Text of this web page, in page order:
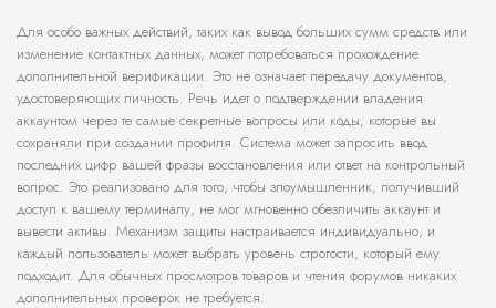
Для особо важных действий, таких как вывод больших сумм средств или
изменение контактных данных, может потребоваться прохождение
дополнительной верификации. Это не означает передачу документов,
удостоверяющих личность. Речь идет о подтверждении владения
аккаунтом через те самые секретные вопросы или коды, которые вы
сохраняли при создании профиля. Система может запросить ввод
последних цифр вашей фразы восстановления или ответ на контрольный
вопрос. Это реализовано для того, чтобы злоумышленник, получивший
доступ к вашему терминалу, не мог мгновенно обезличить аккаунт и
вывести активы. Механизм защиты настраивается индивидуально, и
каждый пользователь может выбрать уровень строгости, который ему
подходит. Для обычных просмотров товаров и чтения форумов никаких
дополнительных проверок не требуется.